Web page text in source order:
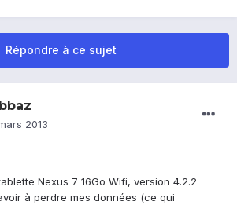
Répondre à ce sujet
2013
Nexus 7 16Go Wifi, version 4.2.2
à perdre mes données (ce qui